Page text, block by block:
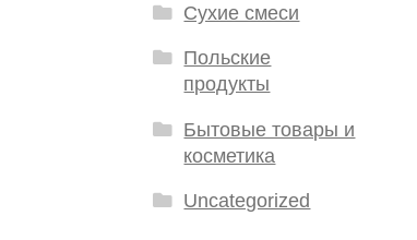
Сухие смеси
Польские
продукты
Бытовые товары и
косметика
Uncategorized